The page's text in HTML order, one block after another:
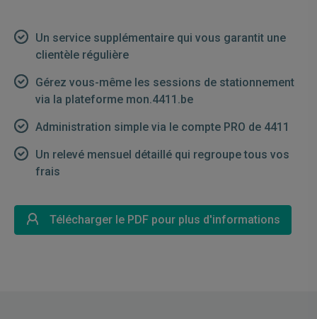
Un service supplémentaire qui vous garantit une
clientèle régulière
Gérez vous-même les sessions de stationnement
via la plateforme mon.4411.be
Administration simple via le compte PRO de 4411
Un relevé mensuel détaillé qui regroupe tous vos
frais
Télécharger le PDF pour plus d'informations